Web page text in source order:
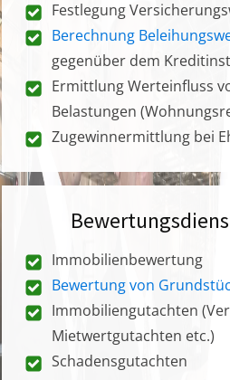
Festlegung
Berechnung
gegenüber dem
Ermittlung Werteinfluss
Belastungen
Zugewinnermittlung bei
Immobilienbewertung
Bewertung von
Immobiliengutachten
Mietwertgutachten etc.)
Schadensgutachten